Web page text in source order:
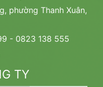
phường Thanh Xuân,
- 0823 138 555
TY